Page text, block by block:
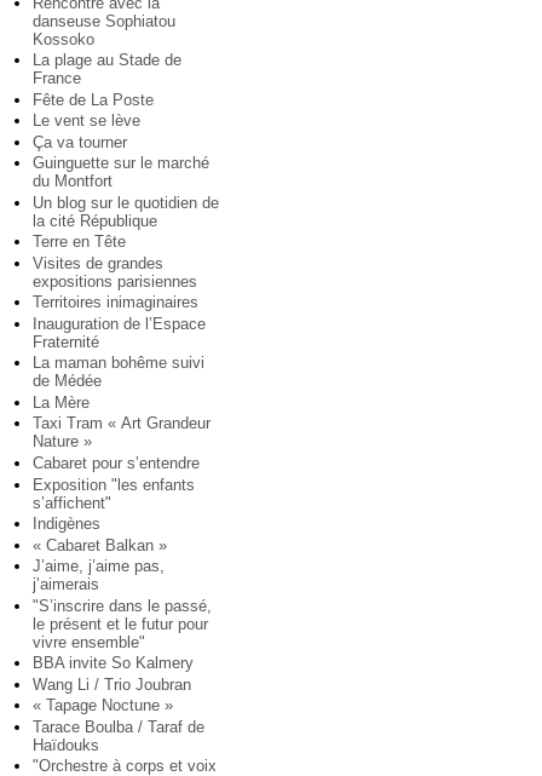
danseuse Sophiatou
Kossoko
La plage au Stade de
France
Fête de La Poste
Le vent se lève
Ça va tourner
Guinguette sur le marché
du Montfort
Un blog sur le quotidien de
la cité République
Terre en Tête
Visites de grandes
expositions parisiennes
Territoires inimaginaires
Inauguration de l’Espace
Fraternité
La maman bohême suivi
de Médée
La Mère
Taxi Tram « Art Grandeur
Nature »
Cabaret pour s’entendre
Exposition "les enfants
s’affichent"
Indigènes
« Cabaret Balkan »
J’aime, j’aime pas,
j’aimerais
"S’inscrire dans le passé,
le présent et le futur pour
vivre ensemble"
BBA invite So Kalmery
Wang Li / Trio Joubran
« Tapage Noctune »
Tarace Boulba / Taraf de
Haïdouks
"Orchestre à corps et voix